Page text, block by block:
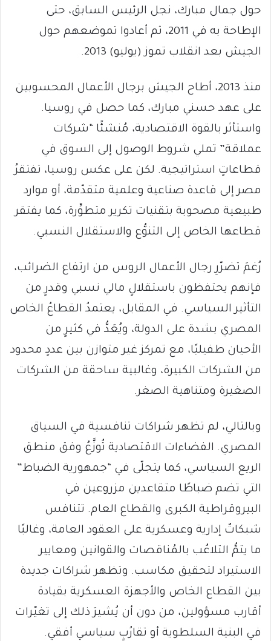
حول جمال مبارك، نجل الرئيس السابق، حتى
الإطاحة به في 2011، ثم أعادوا تموضعهم حول
الجيش بعد انقلاب تموز (يوليو) 2013.
منذ 2013، أطاح الجيش برجال الأعمال المحسوبين
على عهد حسني مبارك، كما حصل في روسيا.
واستأثر بالقوة الاقتصادية، مُنشئًا “شركات
عملاقة” تملي شروط الوصول إلى السوق في
قطاعاتٍ استراتيجية. لكن على عكس روسيا، تفتقرُ
مصر إلى قاعدة صناعية وعلمية متقدّمة، أو موارد
طبيعية مصحوبة بتقنيات تكرير متطوِّرة، كما يفتقر
قطاعها الخاص إلى التنوُّع والاستقلال النسبي.
رُغمَ تضرّرِ رجال الأعمال الروس من ارتفاع الضرائب،
فإنهم يحتفظون باستقلالٍ مالي نسبي وقدرٍ من
التأثير السياسي. في المقابل، يعتمدُ القطاعُ الخاص
المصري بشدة على الدولة، ويُعَدُّ في كثيرٍ من
الأحيان طفيليًا، مع تمركز غير متوازن بين عددٍ محدود
من الشركات الكبيرة، وغالبية ساحقة من الشركات
الصغيرة ومتناهية الصغر.
وبالتالي، لم تظهر شراكات تنافسية في السياق
المصري. الفضاءات الاقتصادية تُوزَّعُ وفق منطق
الريع السياسي، كما يتجلّى في “جمهورية الضباط”
التي تضم ضباطًا متقاعدين مزروعين في
البيروقراطية الكبرى والقطاع العام. تتنافس
شبكاتٌ إدارية وعسكرية على العقود العامة، وغالبًا
ما يتمُّ التلاعُب بالمُناقصات والقوانين ومعايير
الاستيراد لتحقيق مكاسب. وتظهر شراكات جديدة
بين القطاع الخاص والأجهزة العسكرية بقيادة
أقارب مسؤولين، من دون أن يُشيرَ ذلك إلى تغيّرات
في البنية السلطوية أو تقارُبٍ سياسي أفقي.